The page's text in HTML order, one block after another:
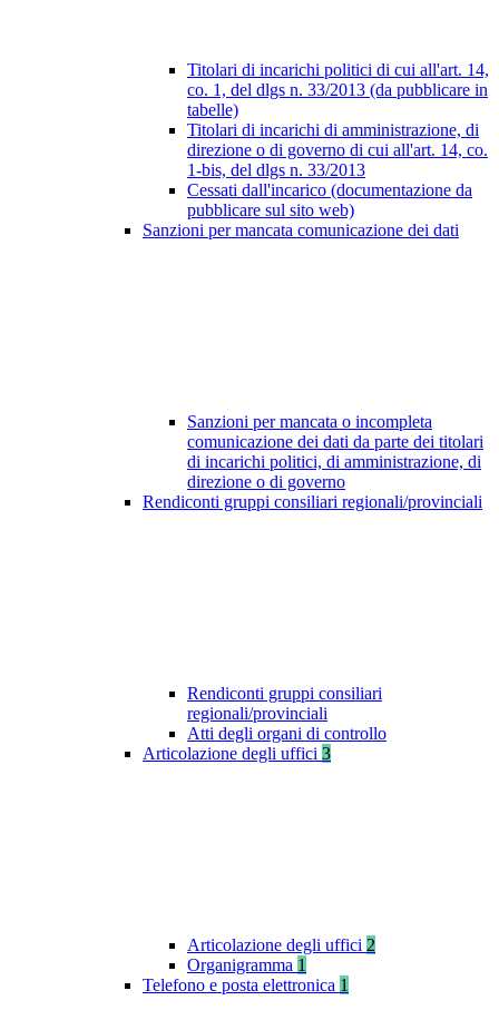
Titolari di incarichi politici di cui all'art. 14,
co. 1, del dlgs n. 33/2013 (da pubblicare in
tabelle)
Titolari di incarichi di amministrazione, di
direzione o di governo di cui all'art. 14, co.
1-bis, del dlgs n. 33/2013
Cessati dall'incarico (documentazione da
pubblicare sul sito web)
Sanzioni per mancata comunicazione dei dati
Sanzioni per mancata o incompleta
comunicazione dei dati da parte dei titolari
di incarichi politici, di amministrazione, di
direzione o di governo
Rendiconti gruppi consiliari regionali/provinciali
Rendiconti gruppi consiliari
regionali/provinciali
Atti degli organi di controllo
Articolazione degli uffici 3
Articolazione degli uffici 2
Organigramma 1
Telefono e posta elettronica 1